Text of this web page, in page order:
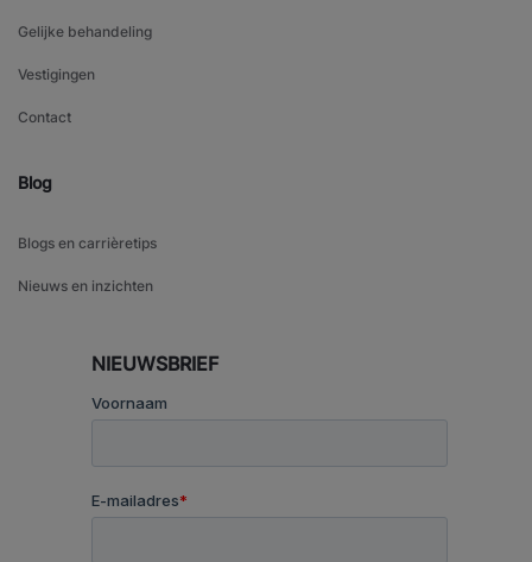
Gelijke behandeling
Vestigingen
Contact
Blog
Blogs en carrièretips
Nieuws en inzichten
NIEUWSBRIEF